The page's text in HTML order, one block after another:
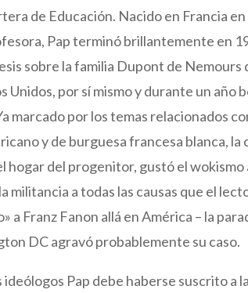
de Educación. Nacido en Francia
Pap terminó brillantemente en
sobre la familia Dupont de
Unidos, por sí mismo y durante un
marcado por los temas relacionados
y de burguesa francesa blanca,
hogar del progenitor, gustó el
militancia a todas las causas que el
a Franz Fanon allá en América – la
DC agravó probablemente su caso.
Pap debe haberse suscrito a